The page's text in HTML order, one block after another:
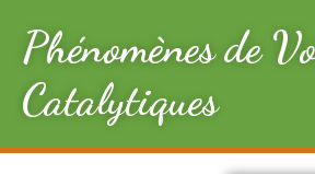
Phénomènes de
Catalytiques